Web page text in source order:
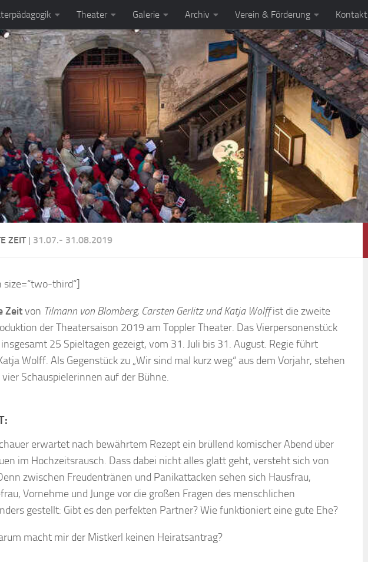
Theater Galerie Archiv Verein & Förderung Kontakt
ZEIT | 31.07.- 31.08.2019
size=“two-third“]
Zeitvon Tilmann von Blomberg, Carsten Gerlitz und Katja Wolffist die zweite
der Theatersaison 2019 am Toppler Theater. Das Vierpersonenstück
25 Spieltagen gezeigt, vom 31. Juli bis 31. August. Regie führt
Wolff. Als Gegenstück zu „Wir sind mal kurz weg“ aus dem Vorjahr, stehen
Schauspielerinnen auf der Bühne.
erwartet nach bewährtem Rezept ein brüllend komischer Abend über
im Hochzeitsrausch. Dass dabei nicht alles glatt geht, versteht sich von
zwischen Freudentränen und Panikattacken sehen sich Hausfrau,
Vornehme und Junge vor die großen Fragen des menschlichen
gestellt: Gibt es den perfekten Partner? Wie funktioniert eine gute Ehe?
macht mir der Mistkerl keinen Heiratsantrag?